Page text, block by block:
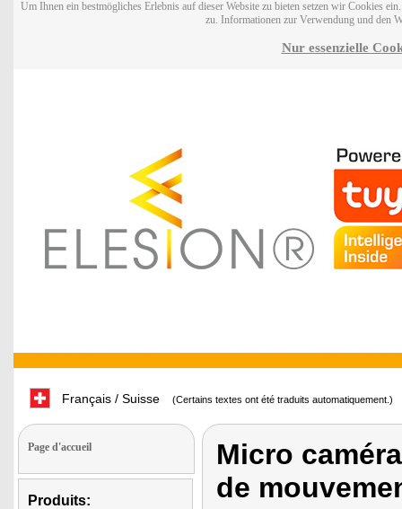
Um Ihnen ein bestmögliches Erlebnis auf dieser Website zu bieten setzen wir Cookies
zu. Informationen zur Verwendung und den
Nur essenzielle
Français / Suisse (Certains textes ont été traduits automatiquement.)
Page d'accueil
Produits:
Micro
de